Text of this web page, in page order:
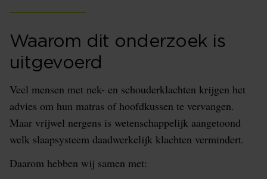
Waarom dit onderzoek is
uitgevoerd
Veel mensen met nek- en schouderklachten krijgen het
advies om hun matras of hoofdkussen te vervangen.
Maar vrijwel nergens is wetenschappelijk aangetoond
welk slaapsysteem daadwerkelijk klachten vermindert.
Daarom hebben wij samen met: